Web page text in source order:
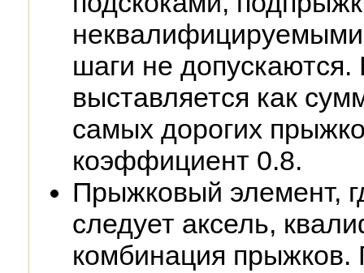
шаги не допускаются.
выставляется как
самых дорогих
коэффициент 0.8.
Прыжковый элемент,
следует аксель,
комбинация